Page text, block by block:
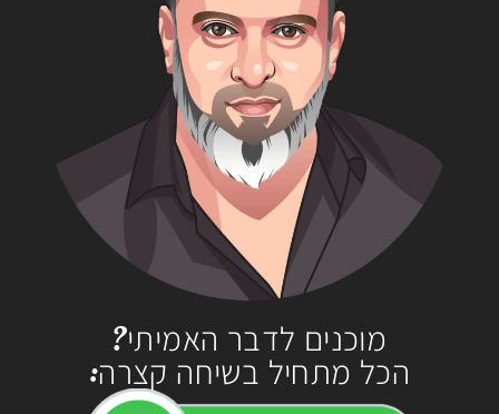
מוכנים לדבר האמיתי?
הכל מתחיל בשיחה קצרה: